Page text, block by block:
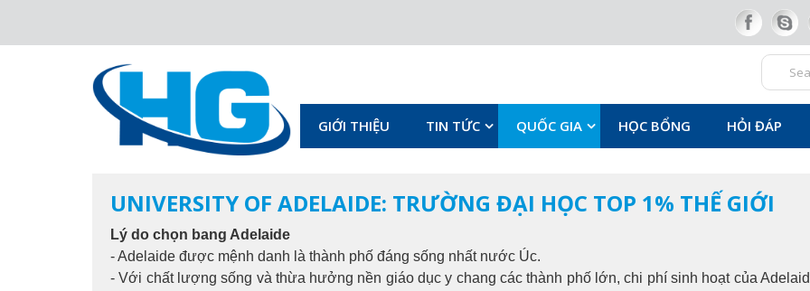
GIỚI THIỆU TIN TỨC QUỐC GIA HỌC BỔNG HỎI ĐÁP
UNIVERSITY OF ADELAIDE: TRƯỜNG ĐẠI HỌC TOP 1️% THẾ GIỚI
Lý do chọn bang Adelaide
- Adelaide được mệnh danh là thành phố đáng sống nhất nước Úc.
- Với chất lượng sống và thừa hưởng nền giáo dục y chang các thành phố lớn, chi phí sinh hoạt của